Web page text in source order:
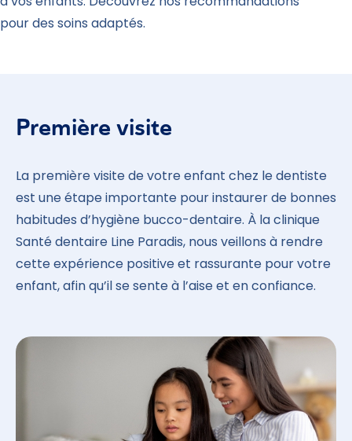
pour des soins adaptés.
Première visite
La première visite de votre enfant chez le dentiste
est une étape importante pour instaurer de bonnes
habitudes d’hygiène bucco-dentaire. À la clinique
Santé dentaire Line Paradis, nous veillons à rendre
cette expérience positive et rassurante pour votre
enfant, afin qu’il se sente à l’aise et en confiance.